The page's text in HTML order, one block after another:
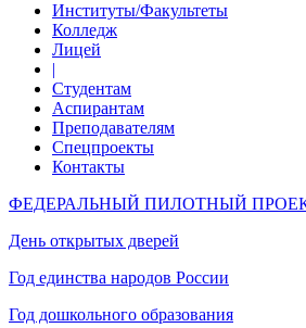
Институты/Факультеты
Колледж
Лицей
|
Студентам
Аспирантам
Преподавателям
Спецпроекты
Контакты
ФЕДЕРАЛЬНЫЙ ПИЛОТНЫЙ
День открытых дверей
Год единства народов России
Год дошкольного образования